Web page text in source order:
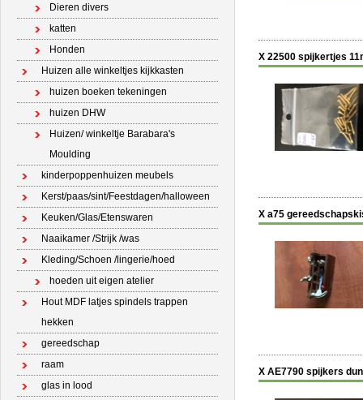
Dieren divers
katten
Honden
Huizen alle winkeltjes kijkkasten
huizen boeken tekeningen
huizen DHW
Huizen/ winkeltje Barabara's
Moulding
kinderpoppenhuizen meubels
Kerst/paas/sint/Feestdagen/halloween
Keuken/Glas/Etenswaren
Naaikamer /Strijk /was
Kleding/Schoen /lingerie/hoed
hoeden uit eigen atelier
Hout MDF latjes spindels trappen
hekken
gereedschap
raam
glas in lood
X 22500 spijkertjes
X a75
X AE7790 spijkers